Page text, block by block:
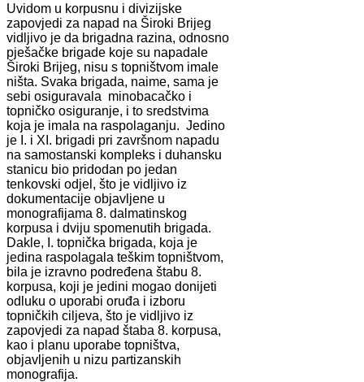
Uvidom u korpusnu i divizijske
zapovjedi za napad na Široki Brijeg
vidljivo je da brigadna razina, odnosno
pješačke brigade koje su napadale
Široki Brijeg, nisu s topništvom imale
ništa. Svaka brigada, naime, sama je
sebi osiguravala minobacačko i
topničko osiguranje, i to sredstvima
koja je imala na raspolaganju. Jedino
je I. i XI. brigadi pri završnom napadu
na samostanski kompleks i duhansku
stanicu bio pridodan po jedan
tenkovski odjel, što je vidljivo iz
dokumentacije objavljene u
monografijama 8. dalmatinskog
korpusa i dviju spomenutih brigada.
Dakle, I. topnička brigada, koja je
jedina raspolagala teškim topništvom,
bila je izravno podređena štabu 8.
korpusa, koji je jedini mogao donijeti
odluku o uporabi oruđa i izboru
topničkih ciljeva, što je vidljivo iz
zapovjedi za napad štaba 8. korpusa,
kao i planu uporabe topništva,
objavljenih u nizu partizanskih
monografija.